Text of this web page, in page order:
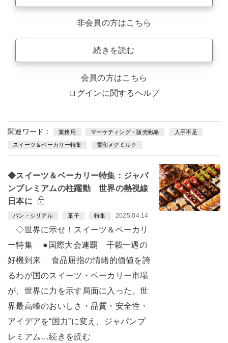
非会員の方はこちら
続きを読む
会員の方はこちら
ログインに関するヘルプ
関連ワード： 業務用 マーケティング・販売戦略 人手不足
スイーツ＆ベーカリー特集 雪印メグミルク
◆スイーツ＆ベーカリー特集：ジャパ
ンプレミアムの柱躍動 世界の熱視線
日本に
パン・シリアル 菓子 特集 2025.04.14
◇世界に示せ！スイーツ＆ベーカリ
ー特集 ●国際大会連覇 千載一遇の
好機到来 食品屈指の情緒的価値を誇
るわが国のスイーツ・ベーカリー市場
が、世界に力を示す局面に入った。世
界最高峰のおいしさ・品質・安全性・
アイデアを“国力”に変え、ジャパンプ
レミアム…続きを読む